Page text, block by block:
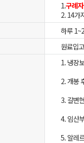
1.구례
2. 14가
하루
원료입
1. 냉장
2. 개봉
3. 갈변
4. 임산
5. 알레